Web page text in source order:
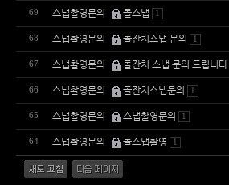
69 스냅촬영문의 돌스냅 1
68 스냅촬영문의 돌잔치스냅 문의 1
67 스냅촬영문의 돌잔치 스냅 문의 드립니다.
66 스냅촬영문의 돌잔치스냅문의 1
65 스냅촬영문의 스냅촬영문의 1
64 스냅촬영문의 돌스냅촬영 1